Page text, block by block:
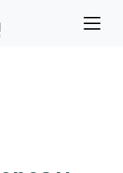
de